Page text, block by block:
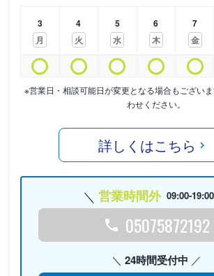
3
月
4
火
5
水
6
木
7
金
※営業日・相談可能日が変更となる場合もござい
わせください。
詳しくはこちら
営業時間外 09:00-19:00
05075872192
24時間受付中